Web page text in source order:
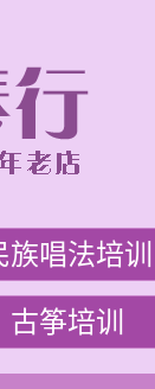
族唱法培训
古筝培训